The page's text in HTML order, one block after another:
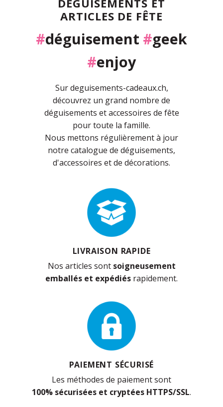
DÉGUISEMENTS ET
ARTICLES DE FÊTE
#déguisement #geek
#enjoy
Sur deguisements-cadeaux.ch,
découvrez un grand nombre de
déguisements et accessoires de fête
pour toute la famille.
Nous mettons régulièrement à jour
notre catalogue de déguisements,
d'accessoires et de décorations.
LIVRAISON RAPIDE
Nos articles sont soigneusement
emballés et expédiés rapidement.
PAIEMENT SÉCURISÉ
Les méthodes de paiement sont
100% sécurisées et cryptées HTTPS/SSL.